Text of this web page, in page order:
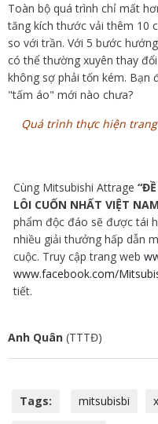
Toàn bộ quá trình chỉ mất
tăng kích thước vải thêm 10
so với trần. Với 5 bước
có thể thường xuyên thay
không sợ phải tốn kém. Bạn
"tấm áo" mới nào chưa?
Quá trình thực hiện
Cùng Mitsubishi Attrage
LÔI CUỐN NHẤT VIỆT
phẩm độc đáo sẽ được tái
nhiều giải thưởng hấp dẫn
cuộc. Truy cập trang web
www.facebook.com/
tiết.
Anh Quân (TTTĐ)
Tags: mitsubisbi